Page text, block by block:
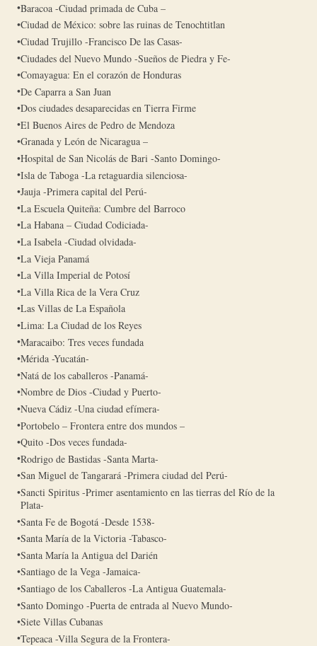
Baracoa -Ciudad primada de Cuba –
Ciudad de México: sobre las ruinas de Tenochtitlan
Ciudad Trujillo -Francisco De las Casas-
Ciudades del Nuevo Mundo -Sueños de Piedra y Fe-
Comayagua: En el corazón de Honduras
De Caparra a San Juan
Dos ciudades desaparecidas en Tierra Firme
El Buenos Aires de Pedro de Mendoza
Granada y León de Nicaragua –
Hospital de San Nicolás de Bari -Santo Domingo-
Isla de Taboga -La retaguardia silenciosa-
Jauja -Primera capital del Perú-
La Escuela Quiteña: Cumbre del Barroco
La Habana – Ciudad Codiciada-
La Isabela -Ciudad olvidada-
La Vieja Panamá
La Villa Imperial de Potosí
La Villa Rica de la Vera Cruz
Las Villas de La Española
Lima: La Ciudad de los Reyes
Maracaibo: Tres veces fundada
Mérida -Yucatán-
Natá de los caballeros -Panamá-
Nombre de Dios -Ciudad y Puerto-
Nueva Cádiz -Una ciudad efímera-
Portobelo – Frontera entre dos mundos –
Quito -Dos veces fundada-
Rodrigo de Bastidas -Santa Marta-
San Miguel de Tangarará -Primera ciudad del Perú-
Sancti Spiritus -Primer asentamiento en las tierras del Río de la
Plata-
Santa Fe de Bogotá -Desde 1538-
Santa María de la Victoria -Tabasco-
Santa María la Antigua del Darién
Santiago de la Vega -Jamaica-
Santiago de los Caballeros -La Antigua Guatemala-
Santo Domingo -Puerta de entrada al Nuevo Mundo-
Siete Villas Cubanas
Tepeaca -Villa Segura de la Frontera-